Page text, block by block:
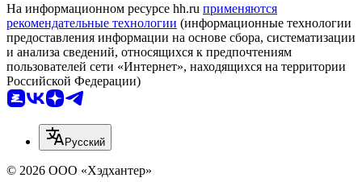
На информационном ресурсе hh.ru применяются
рекомендательные технологии (информационные технологии
предоставления информации на основе сбора, систематизации
и анализа сведений, относящихся к предпочтениям
пользователей сети «Интернет», находящихся на территории
Российской Федерации)
Русский
© 2026 ООО «Хэдхантер»